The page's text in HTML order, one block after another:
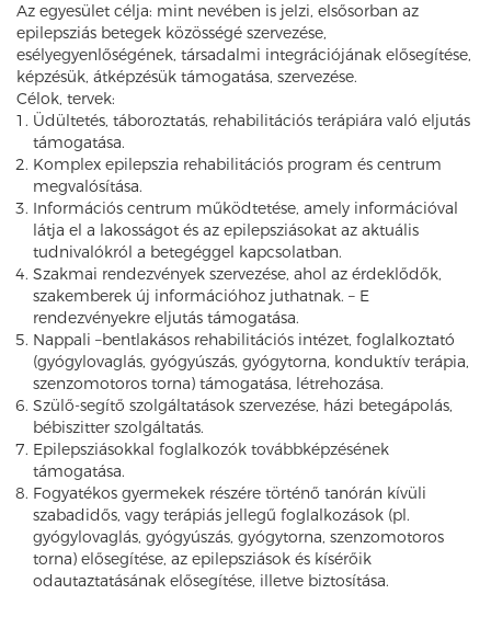
Az egyesület célja: mint nevében is jelzi, elsősorban az
epilepsziás betegek közösségé szervezése,
esélyegyenlőségének, társadalmi integrációjának elősegítése,
képzésük, átképzésük támogatása, szervezése.
Célok, tervek:
Üdültetés, táboroztatás, rehabilitációs terápiára való eljutás
támogatása.
Komplex epilepszia rehabilitációs program és centrum
megvalósítása.
Információs centrum működtetése, amely információval
látja el a lakosságot és az epilepsziásokat az aktuális
tudnivalókról a betegéggel kapcsolatban.
Szakmai rendezvények szervezése, ahol az érdeklődők,
szakemberek új információhoz juthatnak. – E
rendezvényekre eljutás támogatása.
Nappali –bentlakásos rehabilitációs intézet, foglalkoztató
(gyógylovaglás, gyógyúszás, gyógytorna, konduktív terápia,
szenzomotoros torna) támogatása, létrehozása.
Szülő-segítő szolgáltatások szervezése, házi betegápolás,
bébiszitter szolgáltatás.
Epilepsziásokkal foglalkozók továbbképzésének
támogatása.
Fogyatékos gyermekek részére történő tanórán kívüli
szabadidős, vagy terápiás jellegű foglalkozások (pl.
gyógylovaglás, gyógyúszás, gyógytorna, szenzomotoros
torna) elősegítése, az epilepsziások és kísérőik
odautaztatásának elősegítése, illetve biztosítása.